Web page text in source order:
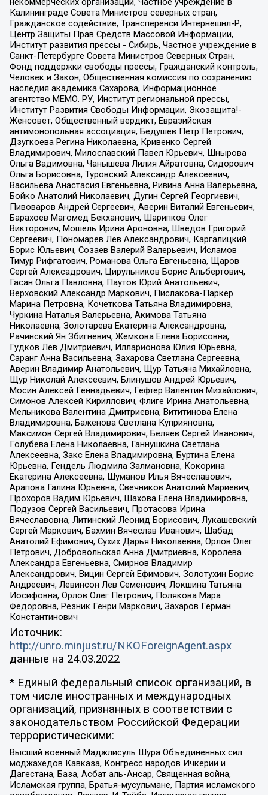
Калининграде Совета Министров северных стран,
Гражданское содействие, Трансперенси Интернешнл-Р,
Центр Защиты Прав Средств Массовой Информации,
Институт развития прессы - Сибирь, Частное учреждение в
Санкт-Петербурге Совета Министров Северных Стран,
Фонд поддержки свободы прессы, Гражданский контроль,
Человек и Закон, Общественная комиссия по сохранению
наследия академика Сахарова, Информационное
агентство МЕМО. РУ, Институт региональной прессы,
Институт Развития Свободы Информации, Экозащита!-
Женсовет, Общественный вердикт, Евразийская
антимонопольная ассоциация, Бедушев Петр Петрович,
Дзугкоева Регина Николаевна, Кривенко Сергей
Владимирович, Милославский Павел Юрьевич, Шнырова
Ольга Вадимовна, Чанышева Лилия Айратовна, Сидорович
Ольга Борисовна, Туровский Александр Алексеевич,
Васильева Анастасия Евгеньевна, Ривина Анна Валерьевна,
Бойко Анатолий Николаевич, Дугин Сергей Георгиевич,
Пивоваров Андрей Сергеевич, Аверин Виталий Евгеньевич,
Барахоев Магомед Бекханович, Шарипков Олег
Викторович, Мошель Ирина Ароновна, Шведов Григорий
Сергеевич, Пономарев Лев Александрович, Каргалицкий
Борис Юльевич, Созаев Валерий Валерьевич, Исламов
Тимур Рифгатович, Романова Ольга Евгеньевна, Щаров
Сергей Алексадрович, Цирульников Борис Альбертович,
Гасан Ольга Павловна, Паутов Юрий Анатольевич,
Верховский Александр Маркович, Пислакова-Паркер
Марина Петровна, Кочеткова Татьяна Владимировна,
Чуркина Наталья Валерьевна, Акимова Татьяна
Николаевна, Золотарева Екатерина Александровна,
Рачинский Ян Збигневич, Жемкова Елена Борисовна,
Гудков Лев Дмитриевич, Илларионова Юлия Юрьевна,
Саранг Анна Васильевна, Захарова Светлана Сергеевна,
Аверин Владимир Анатольевич, Щур Татьяна Михайловна,
Щур Николай Алексеевич, Блинушов Андрей Юрьевич,
Мосин Алексей Геннадьевич, Гефтер Валентин Михайлович,
Симонов Алексей Кириллович, Флиге Ирина Анатольевна,
Мельникова Валентина Дмитриевна, Вититинова Елена
Владимировна, Баженова Светлана Куприяновна,
Максимов Сергей Владимирович, Беляев Сергей Иванович,
Голубева Елена Николаевна, Ганнушкина Светлана
Алексеевна, Закс Елена Владимировна, Буртина Елена
Юрьевна, Гендель Людмила Залмановна, Кокорина
Екатерина Алексеевна, Шуманов Илья Вячеславович,
Арапова Галина Юрьевна, Свечников Анатолий Мариевич,
Прохоров Вадим Юрьевич, Шахова Елена Владимировна,
Подузов Сергей Васильевич, Протасова Ирина
Вячеславовна, Литинский Леонид Борисович, Лукашевский
Сергей Маркович, Бахмин Вячеслав Иванович, Шабад
Анатолий Ефимович, Сухих Дарья Николаевна, Орлов Олег
Петрович, Добровольская Анна Дмитриевна, Королева
Александра Евгеньевна, Смирнов Владимир
Александрович, Вицин Сергей Ефимович, Золотухин Борис
Андреевич, Левинсон Лев Семенович, Локшина Татьяна
Иосифовна, Орлов Олег Петрович, Полякова Мара
Федоровна, Резник Генри Маркович, Захаров Герман
Константинович
Источник:
http://unro.minjust.ru/NKOForeignAgent.aspx
данные на 24.03.2022
* Единый федеральный список организаций, в
том числе иностранных и международных
организаций, признанных в соответствии с
законодательством Российской Федерации
террористическими:
Высший военный Маджлисуль Шура Объединенных сил
моджахедов Кавказа, Конгресс народов Ичкерии и
Дагестана, База, Асбат аль-Ансар, Священная война,
Исламская группа, Братья-мусульмане, Партия исламского